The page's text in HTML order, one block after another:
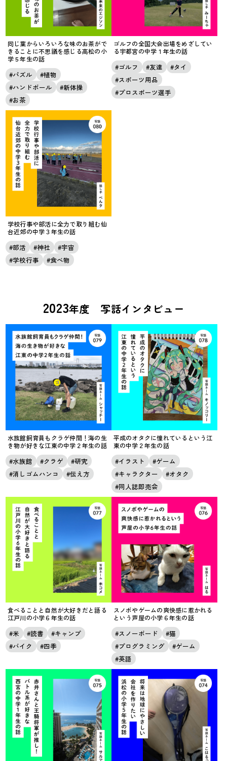
同じ葉からいろいろな味のお茶がで
きることに不思議を感じる高松の小
学５年生の話
パズル
植物
ハンドボール
新体操
お茶
ゴルフの全国大会出場をめざしてい
る宇都宮の中学１年生の話
ゴルフ 友達
タイ
スポーツ用品
プロスポーツ選手
学校行事や部活に全力で取り組む仙
台近郊の中学３年生の話
部活 神社
宇宙
学校行事
食べ物
2023年度 写話インタビュー
水族館飼育員もクラゲ仲間！海の生
き物が好きな江東の中学２年生の話
水族館 クラゲ
研究
消しゴムハンコ
伝え方
平成のオタクに憧れているという江
東の中学２年生の話
イラスト
ゲーム
キャラクター
オタク
同人誌即売会
食べることと自然が大好きだと語る
江戸川の小学６年生の話
米 読書
キャンプ
バイク
四季
スノボやゲームの爽快感に惹かれる
という芦屋の小学６年生の話
スノーボード
猫
プログラミング
ゲーム
英語